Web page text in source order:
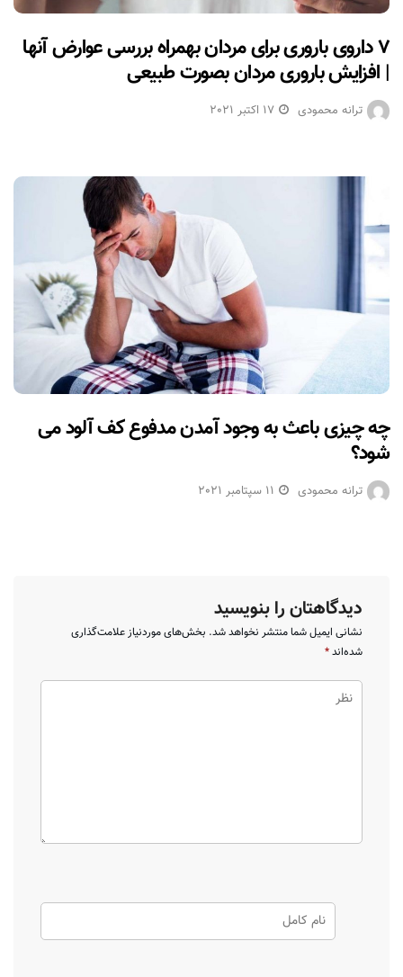
۷ داروی باروری برای مردان بهمراه بررسی عوارض آنها
| افزایش باروری مردان بصورت طبیعی
ترانه محمودی 17 اکتبر 2021
چه چیزی باعث به وجود آمدن مدفوع کف آلود می
شود؟
ترانه محمودی 11 سپتامبر 2021
دیدگاهتان را بنویسید
نشانی ایمیل شما منتشر نخواهد شد. بخش‌های موردنیاز علامت‌گذاری
شده‌اند*